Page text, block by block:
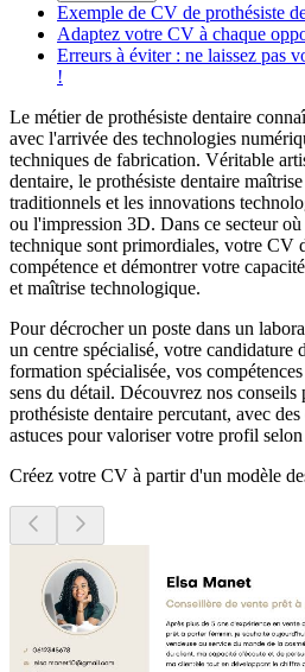
Exemple de CV de prothésiste
Adaptez votre CV à chaque
Erreurs à éviter : ne laissez pas
!
Le métier de prothésiste dentaire
avec l'arrivée des technologies
techniques de fabrication. Véritable
dentaire, le prothésiste dentaire
traditionnels et les innovations
ou l'impression 3D. Dans ce secteur
technique sont primordiales, votre CV
compétence et démontrer votre
et maîtrise technologique.
Pour décrocher un poste dans un
un centre spécialisé, votre candidature
formation spécialisée, vos
sens du détail. Découvrez nos
prothésiste dentaire percutant, avec
astuces pour valoriser votre profil
Créez votre CV à partir d'un modèle